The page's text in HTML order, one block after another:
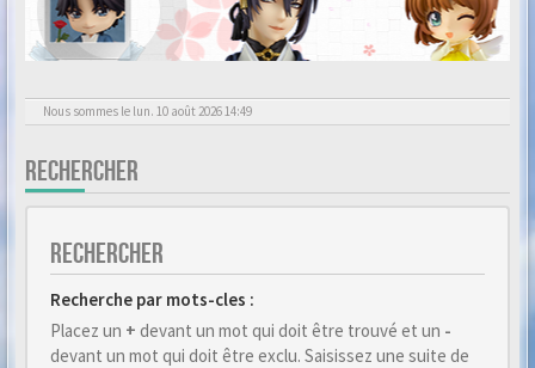
Nous sommes le lun. 10 août 2026 14:49
RECHERCHER
RECHERCHER
Recherche par mots-cles :
Placez un + devant un mot qui doit être trouvé et un -
devant un mot qui doit être exclu. Saisissez une suite de